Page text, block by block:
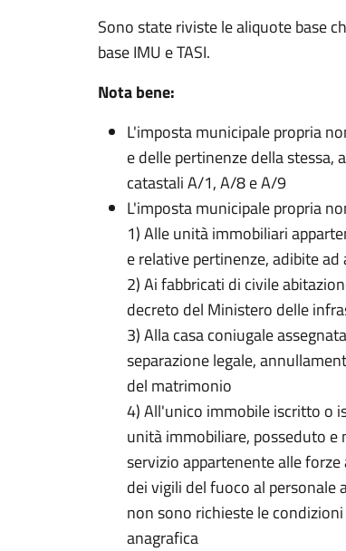
Sono state riviste le aliquote base
base IMU e TASI.
Nota bene:
L'imposta municipale propria
e delle pertinenze della stessa,
catastali A/1, A/8 e A/9
L'imposta municipale propria
1) Alle unità immobiliari
e relative pertinenze, adibite
2) Ai fabbricati di civile
decreto del Ministero delle
3) Alla casa coniugale
separazione legale,
del matrimonio
4) All'unico immobile iscritto o
unità immobiliare, posseduto e
servizio appartenente alle
dei vigili del fuoco al personale
non sono richieste le
anagrafica